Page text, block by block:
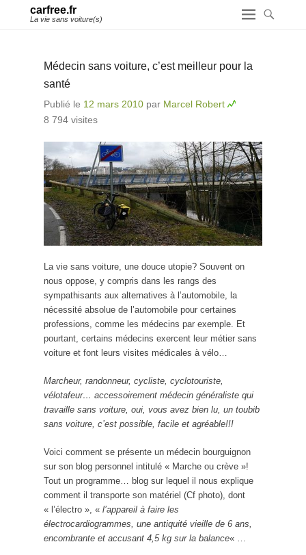
carfree.fr
La vie sans voiture(s)
Médecin sans voiture, c’est meilleur pour la
santé
Publié le 12 mars 2010 par Marcel Robert
8 794 visites
La vie sans voiture, une douce utopie? Souvent on
nous oppose, y compris dans les rangs des
sympathisants aux alternatives à l’automobile, la
nécessité absolue de l’automobile pour certaines
professions, comme les médecins par exemple. Et
pourtant, certains médecins exercent leur métier sans
voiture et font leurs visites médicales à vélo…
Marcheur, randonneur, cycliste, cyclotouriste,
vélotafeur… accessoirement médecin généraliste qui
travaille sans voiture, oui, vous avez bien lu, un toubib
sans voiture, c’est possible, facile et agréable!!!
Voici comment se présente un médecin bourguignon
sur son blog personnel intitulé « Marche ou crève »!
Tout un programme… blog sur lequel il nous explique
comment il transporte son matériel (Cf photo), dont
« l’électro », « l’appareil à faire les
électrocardiogrammes, une antiquité vieille de 6 ans,
encombrante et accusant 4,5 kg sur la balance« …